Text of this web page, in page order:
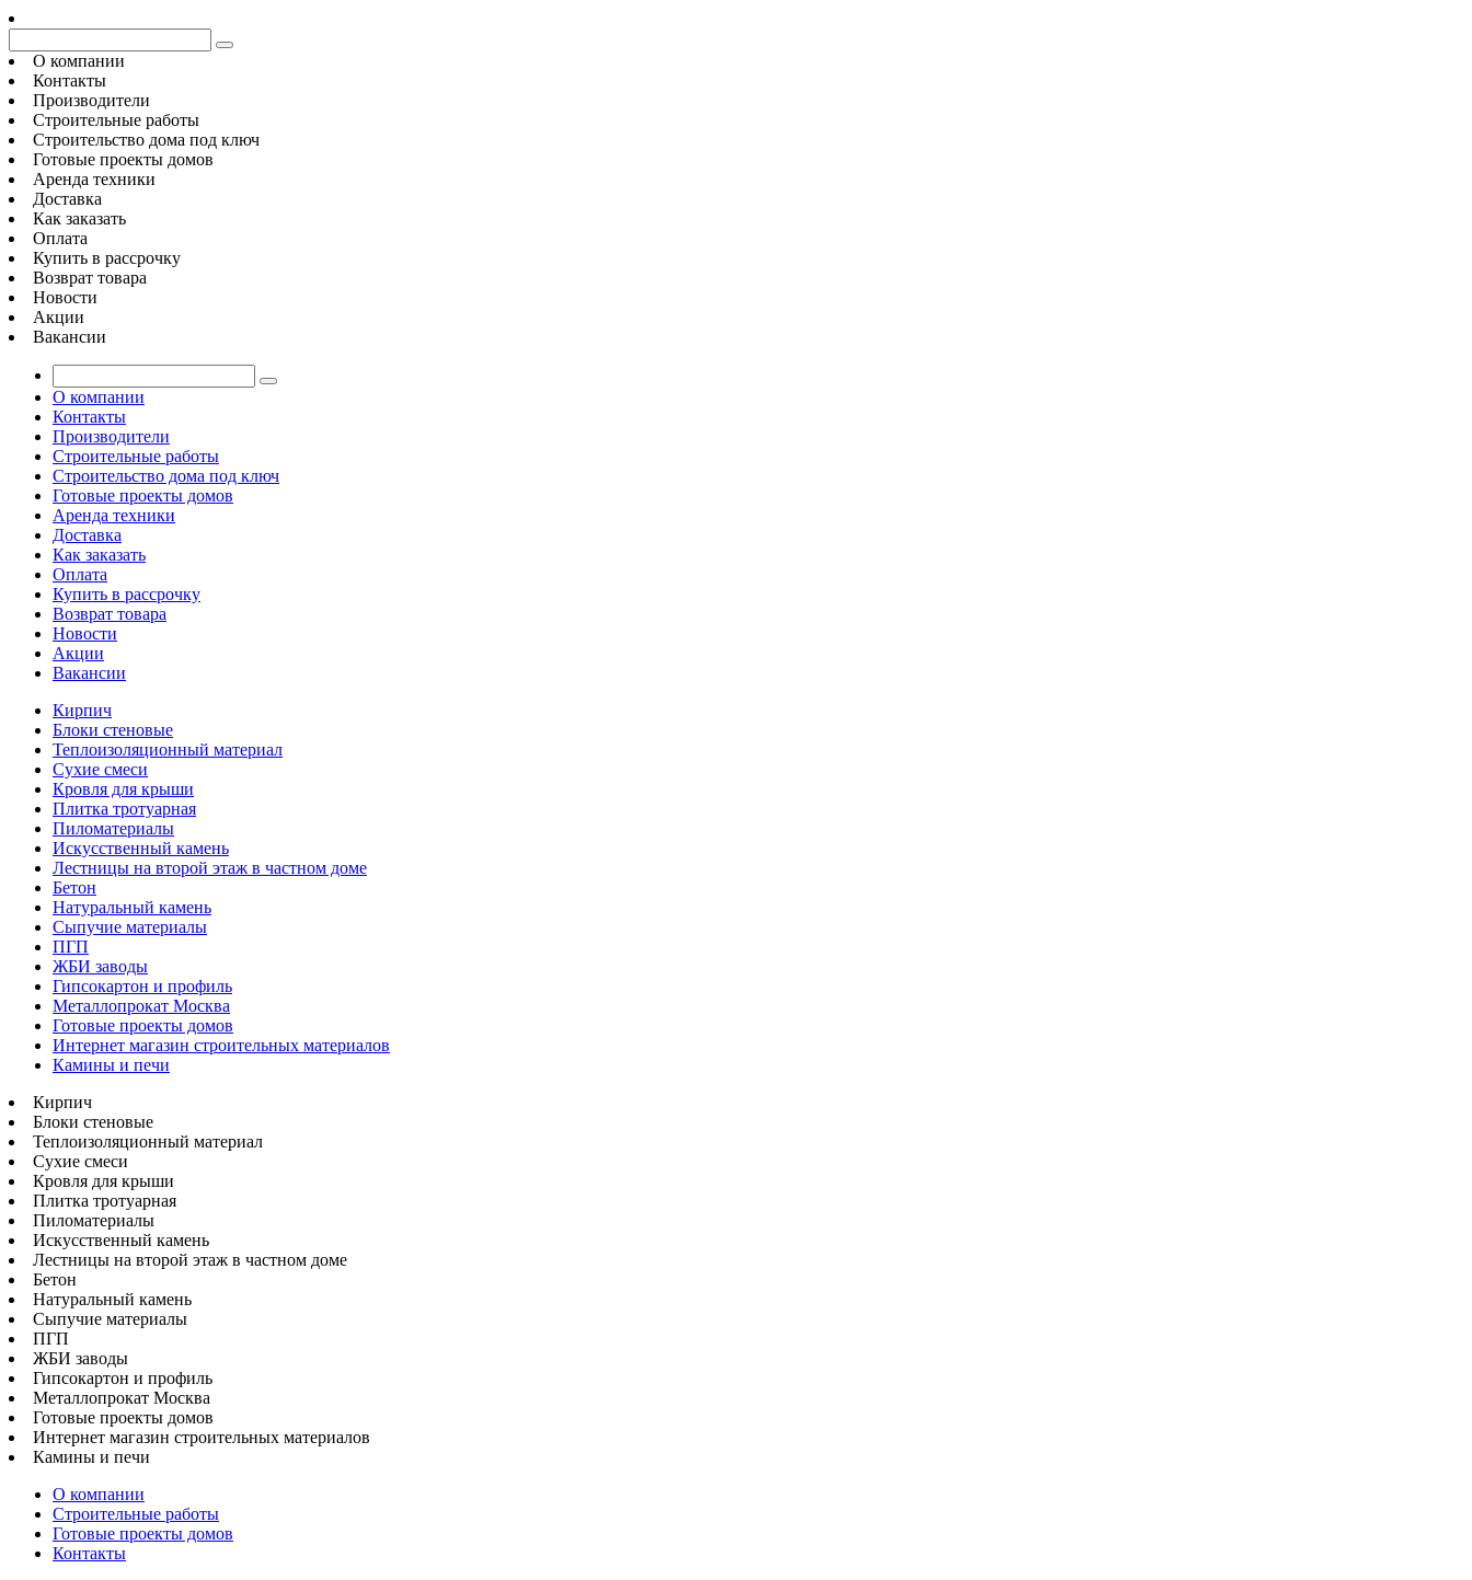
О компании
Контакты
Производители
Строительные работы
Строительство дома под ключ
Готовые проекты домов
Аренда техники
Доставка
Как заказать
Оплата
Купить в рассрочку
Возврат товара
Новости
Акции
Вакансии
О компании
Контакты
Производители
Строительные работы
Строительство дома под ключ
Готовые проекты домов
Аренда техники
Доставка
Как заказать
Оплата
Купить в рассрочку
Возврат товара
Новости
Акции
Вакансии
Кирпич
Блоки стеновые
Теплоизоляционный материал
Сухие смеси
Кровля для крыши
Плитка тротуарная
Пиломатериалы
Искусственный камень
Лестницы на второй этаж в частном доме
Бетон
Натуральный камень
Сыпучие материалы
ПГП
ЖБИ заводы
Гипсокартон и профиль
Металлопрокат Москва
Готовые проекты домов
Интернет магазин строительных материалов
Камины и печи
Кирпич
Блоки стеновые
Теплоизоляционный материал
Сухие смеси
Кровля для крыши
Плитка тротуарная
Пиломатериалы
Искусственный камень
Лестницы на второй этаж в частном доме
Бетон
Натуральный камень
Сыпучие материалы
ПГП
ЖБИ заводы
Гипсокартон и профиль
Металлопрокат Москва
Готовые проекты домов
Интернет магазин строительных материалов
Камины и печи
О компании
Строительные работы
Готовые проекты домов
Контакты